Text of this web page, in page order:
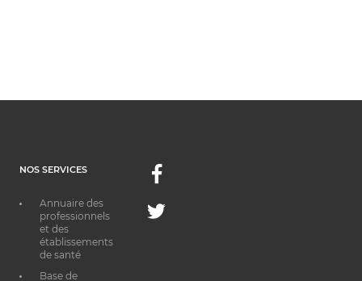
NOS SERVICES
Annuaire des
professionnels
et des
établissements
de santé
Base de
Facebook
Twitter